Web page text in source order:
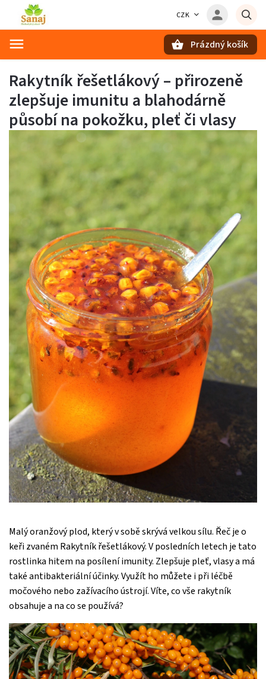
CZK
Prázdný košík
Rakytník řešetlákový – přirozeně
zlepšuje imunitu a blahodárně
působí na pokožku, pleť či vlasy
Malý oranžový plod, který v sobě skrývá velkou sílu. Řeč je o
keři zvaném Rakytník řešetlákový. V posledních letech je tato
rostlinka hitem na posílení imunity. Zlepšuje pleť, vlasy a má
také antibakteriální účinky. Využít ho můžete i při léčbě
močového nebo zažívacího ústrojí. Víte, co vše rakytník
obsahuje a na co se používá?